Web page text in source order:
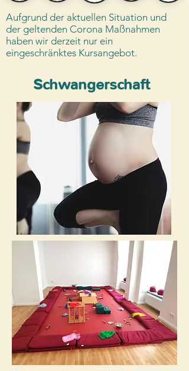
Aufgrund der aktuellen Situation und
der geltenden Corona Maßnahmen
haben wir derzeit nur ein
eingeschränktes Kursangebot.
Schwangerschaft